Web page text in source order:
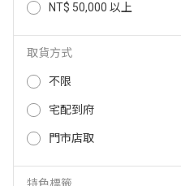
NT$ 50,000 以上
取貨方式
不限
宅配到府
門市店取
扇 DYSONCOOLCF1AM12
NT$9,900